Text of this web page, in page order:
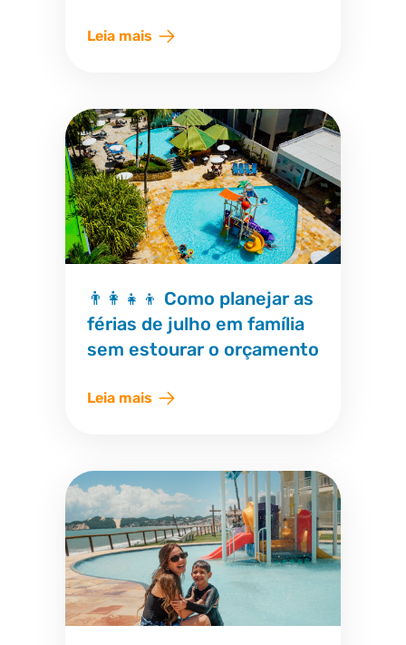
Leia mais
👨‍👩‍👧‍👦 Como planejar as
férias de julho em família
sem estourar o orçamento
Leia mais